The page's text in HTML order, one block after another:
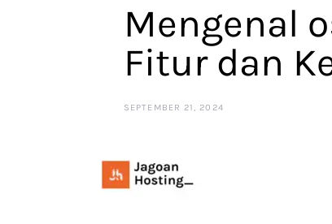
Mengenal
Fitur dan
SEPTEMBER 21, 2024